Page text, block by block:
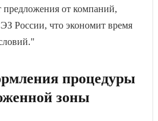
предложения от компаний,
России, что экономит время
процедуры
зоны